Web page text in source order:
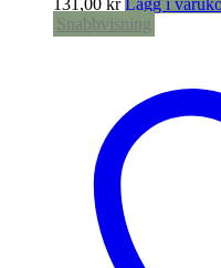
131,00 kr Lägg i
Snabbvisning